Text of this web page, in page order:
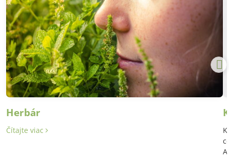
Herbár
Čítajte viac